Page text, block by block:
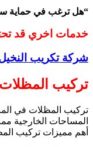
“هل ترغب في حماية
خدمات اخري قد
شركة تكريب
تركيب
تركيب المظلات في
المساحات الخارجية
أهم مميزات تركيب